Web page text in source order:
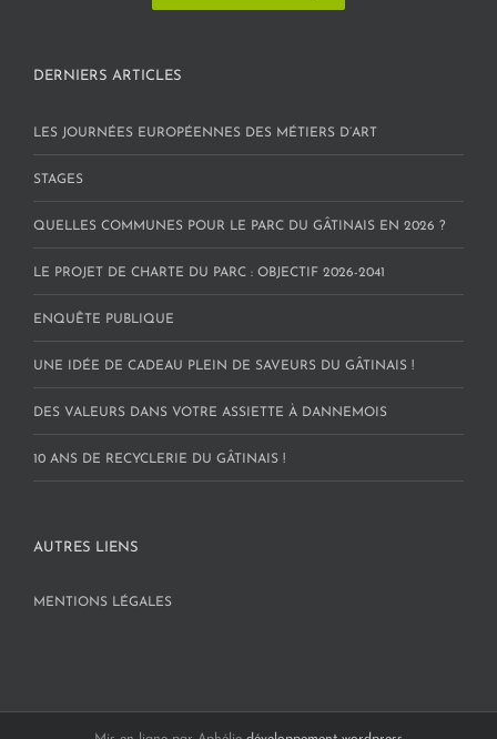
DERNIERS ARTICLES
LES JOURNÉES EUROPÉENNES DES MÉTIERS D’ART
STAGES
QUELLES COMMUNES POUR LE PARC DU GÂTINAIS EN 2026 ?
LE PROJET DE CHARTE DU PARC : OBJECTIF 2026-2041
ENQUÊTE PUBLIQUE
UNE IDÉE DE CADEAU PLEIN DE SAVEURS DU GÂTINAIS !
DES VALEURS DANS VOTRE ASSIETTE À DANNEMOIS
10 ANS DE RECYCLERIE DU GÂTINAIS !
AUTRES LIENS
MENTIONS LÉGALES